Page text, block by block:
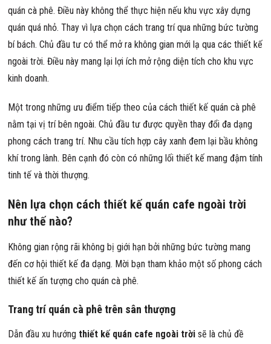
quán cà phê. Điều này không thể thực hiện nếu khu vực xây dựng
quán quá nhỏ. Thay vì lựa chọn cách trang trí qua những bức tường
bí bách. Chủ đầu tư có thể mở ra không gian mới lạ qua các thiết kế
ngoài trời. Điều này mang lại lợi ích mở rộng diện tích cho khu vực
kinh doanh.
Một trong những ưu điểm tiếp theo của cách thiết kế quán cà phê
nằm tại vị trí bên ngoài. Chủ đầu tư được quyền thay đổi đa dạng
phong cách trang trí. Nhu cầu tích hợp cây xanh đem lại bầu không
khí trong lành. Bên cạnh đó còn có những lối thiết kế mang đậm tính
tinh tế và thời thượng.
Nên lựa chọn cách thiết kế quán cafe ngoài trời
như thế nào?
Không gian rộng rãi không bị giới hạn bởi những bức tường mang
đến cơ hội thiết kế đa dạng. Mời bạn tham khảo một số phong cách
thiết kế ấn tượng cho quán cà phê.
Trang trí quán cà phê trên sân thượng
Dẫn đầu xu hướng thiết kế quán cafe ngoài trờisẽ là chủ đề